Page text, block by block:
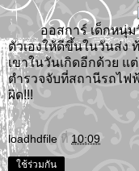
ออสการ์ เด็กหนุ่มวัย
ตัวเองให้ดีขึ้นในวันส่ง
เขาในวันเกิดอีกด้วย แ
ตำรวจจับที่สถานีรถไฟ
ผิด!!!
loadhdfile ที่ 10:09
ใช้ร่วมกัน